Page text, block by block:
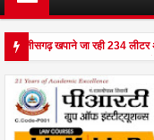
छत्तीसगढ़ खपाने जा रही 234 लीटर
दहला अनूपपुर - घर पर किसान व